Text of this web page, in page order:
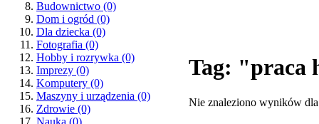
Budownictwo (0)
Dom i ogród (0)
Dla dziecka (0)
Fotografia (0)
Hobby i rozrywka (0)
Imprezy (0)
Komputery (0)
Maszyny i urządzenia (0)
Zdrowie (0)
Tag: "praca
Nie znaleziono wyników